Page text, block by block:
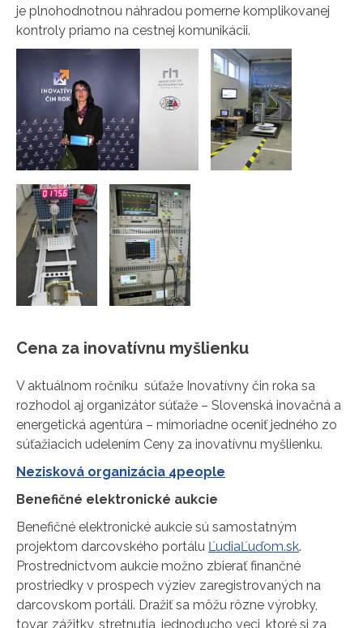
je plnohodnotnou náhradou pomerne komplikovanej
kontroly priamo na cestnej komunikácii.
Cena za inovatívnu myšlienku
V aktuálnom ročníku súťaže Inovatívny čin roka sa
rozhodol aj organizátor súťaže – Slovenská inovačná a
energetická agentúra – mimoriadne oceniť jedného zo
súťažiacich udelením Ceny za inovatívnu myšlienku.
Nezisková organizácia 4people
Benefičné elektronické aukcie
Benefičné elektronické aukcie sú samostatným
projektom darcovského portálu ĽudiaĽuďom.sk.
Prostredníctvom aukcie možno zbierať finančné
prostriedky v prospech výziev zaregistrovaných na
darcovskom portáli. Dražiť sa môžu rôzne výrobky,
tovar, zážitky, stretnutia, jednoducho veci, ktoré si za